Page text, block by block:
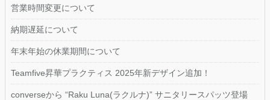
営業時間変更について
納期遅延について
年末年始の休業期間について
Teamfive昇華プラクティス 2025年新デザイン追加！
converseから “Raku Luna(ラクルナ)” サニタリースパッツ登場